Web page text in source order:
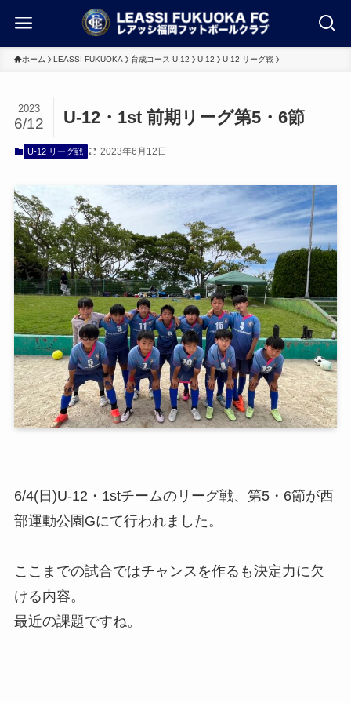
ホーム LEASSI FUKUOKA 育成コース U-12 U-12 U-12 リーグ戦
U-12・1st 前期リーグ第5・6節
2023
6/12
U-12 リーグ戦 2023年6月12日
6/4(日)U-12・1stチームのリーグ戦、第5・6節が西
部運動公園Gにて行われました。
ここまでの試合ではチャンスを作るも決定力に欠
ける内容。
最近の課題ですね。